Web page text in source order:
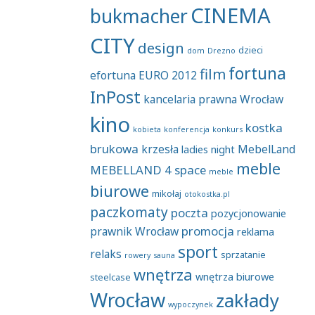
bukmacherCINEMA
CITYdesign dom Drezno dzieci
efortuna EURO 2012film fortuna
InPost kancelaria prawna Wrocław
kino kobieta konferencja konkurs kostka
brukowa krzesła ladies night MebelLand
MEBELLAND 4 space meble meble
biurowe mikołaj otokostka.pl
paczkomaty poczta pozycjonowanie
prawnik Wrocław promocja reklama
relaks rowery sauna sport sprzatanie
steelcase wnętrza wnętrza biurowe
Wrocław wypoczynek zakłady